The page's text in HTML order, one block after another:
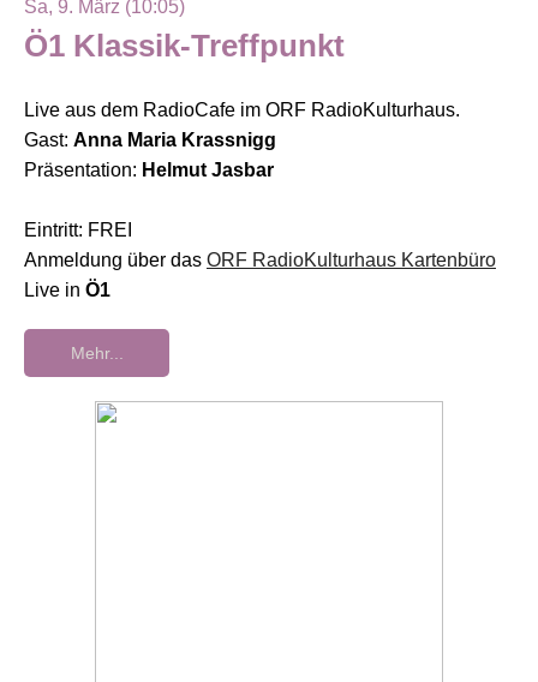
Sa, 9. März (10:05)
Ö1 Klassik-Treffpunkt
Live aus dem RadioCafe im ORF RadioKulturhaus.
Gast: Anna Maria Krassnigg
Präsentation: Helmut Jasbar
Eintritt: FREI
Anmeldung über das ORF RadioKulturhaus Kartenbüro
Live in Ö1
Mehr...